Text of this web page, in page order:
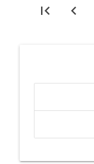
first_page chevron_left